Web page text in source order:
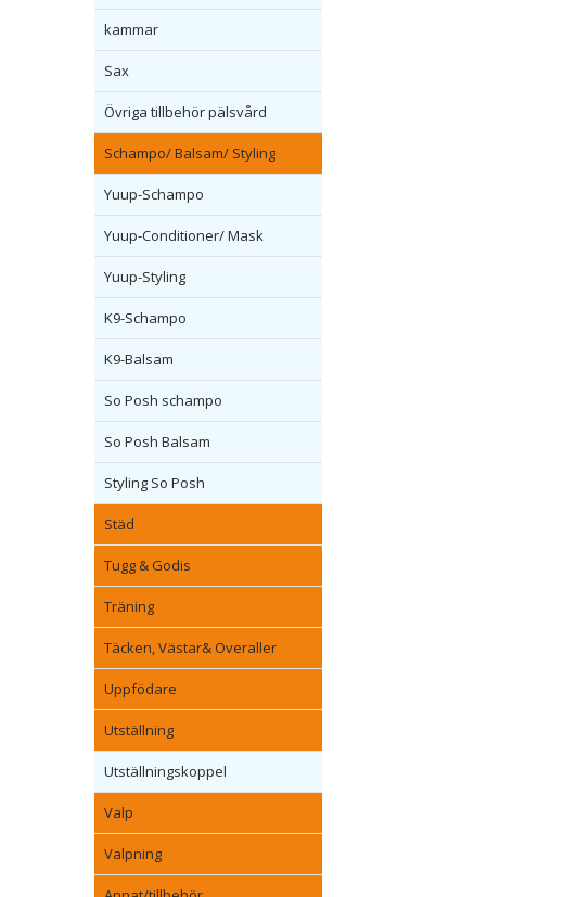
kammar
Sax
Övriga tillbehör pälsvård
Schampo/ Balsam/ Styling
Yuup-Schampo
Yuup-Conditioner/ Mask
Yuup-Styling
K9-Schampo
K9-Balsam
So Posh schampo
So Posh Balsam
Styling So Posh
Städ
Tugg & Godis
Träning
Täcken, Västar& Overaller
Uppfödare
Utställning
Utställningskoppel
Valp
Valpning